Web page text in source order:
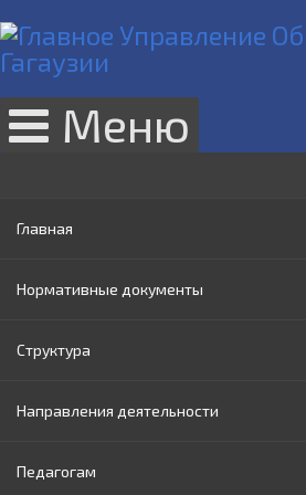
Меню
Главная
Нормативные документы
Законы РМ
Нормативные акты Правительства РМ
Нормативные документы МОИ
Структура
Руководство
Административный совет
Направления деятельности
Раннее образование
Педагогам